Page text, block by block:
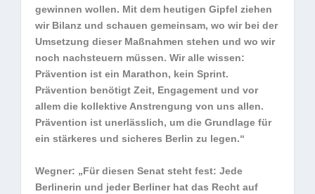
gewinnen wollen. Mit dem heutigen Gipfel ziehen
wir Bilanz und schauen gemeinsam, wo wir bei der
Umsetzung dieser Maßnahmen stehen und wo wir
noch nachsteuern müssen. Wir alle wissen:
Prävention ist ein Marathon, kein Sprint.
Prävention benötigt Zeit, Engagement und vor
allem die kollektive Anstrengung von uns allen.
Prävention ist unerlässlich, um die Grundlage für
ein stärkeres und sicheres Berlin zu legen.“
Wegner: „Für diesen Senat steht fest: Jede
Berlinerin und jeder Berliner hat das Recht auf